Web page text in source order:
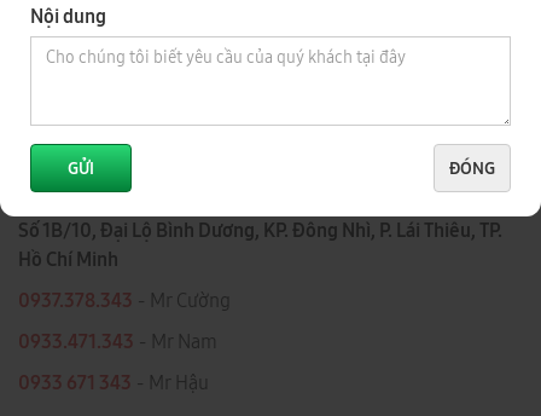
Nội dung
GỬI ĐÓNG
Số 1B/10, Đại Lộ Bình Dương, KP. Đông Nhì, P. Lái Thiêu, TP.
Hồ Chí Minh
0937.378.343 - Mr Cường
0933.471.343 - Mr Nam
0933 671 343 - Mr Hậu